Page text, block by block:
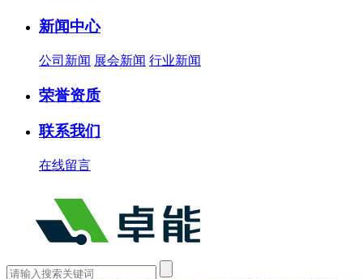
新闻中心
公司新闻 展会新闻 行业新闻
荣誉资质
联系我们
在线留言